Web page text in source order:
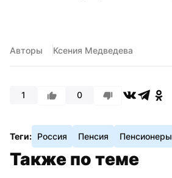
Авторы Ксения Медведева
1 0
Теги: Россия Пенсия Пенсионеры
Также по теме